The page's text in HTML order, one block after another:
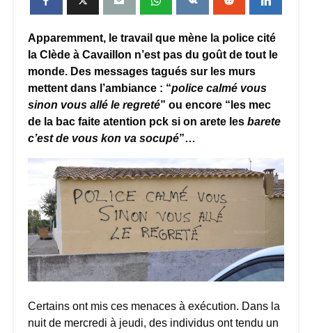
Apparemment, le travail que mène la police cité
la Clède à Cavaillon n’est pas du goût de tout le
monde. Des messages tagués sur les murs
mettent dans l’ambiance : “police calmé vous
sinon vous allé le regreté” ou encore “les mec
de la bac faite atention pck si on arete les barete
c’est de vous kon va socupé”…
Certains ont mis ces menaces à exécution. Dans la
nuit de mercredi à jeudi, des individus ont tendu un